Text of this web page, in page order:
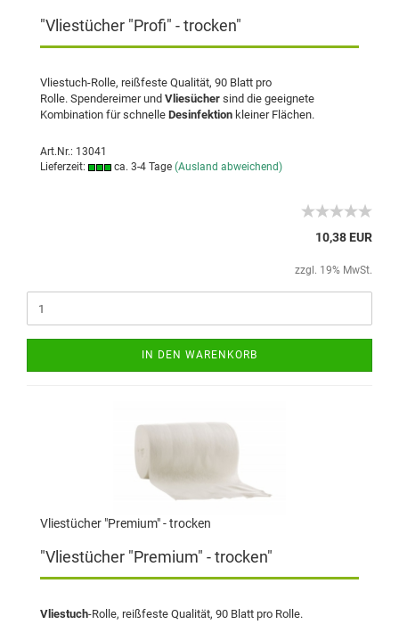
"Vliestücher "Profi" - trocken"
Vliestuch-Rolle, reißfeste Qualität, 90 Blatt pro
Rolle. Spendereimer und Vliesücher sind die geeignete
Kombination für schnelle Desinfektion kleiner Flächen.
Art.Nr.: 13041
Lieferzeit:
ca. 3-4 Tage (Ausland abweichend)
10,38 EUR
zzgl. 19% MwSt.
IN DEN WARENKORB
Vliestücher "Premium" - trocken
"Vliestücher "Premium" - trocken"
Vliestuch-Rolle, reißfeste Qualität, 90 Blatt pro Rolle.